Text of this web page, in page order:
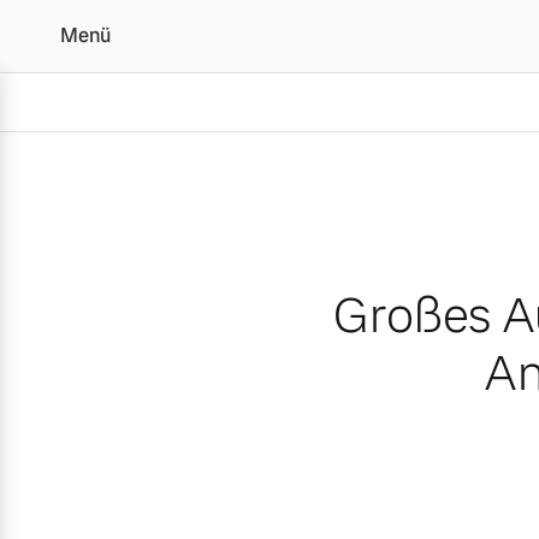
Menü
Großes